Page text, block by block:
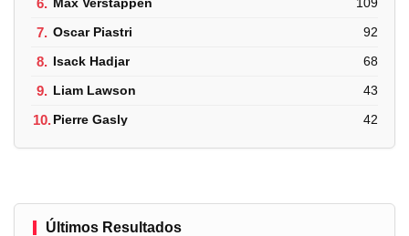
Max Verstappen 109
7. Oscar Piastri 92
8. Isack Hadjar 68
9. Liam Lawson 43
10.Pierre Gasly 42
Últimos Resultados